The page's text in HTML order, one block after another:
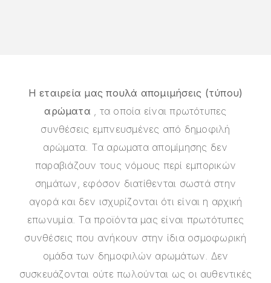
Η εταιρεία μας πουλά απομιμήσεις (τύπου)
αρώματα , τα οποία είναι πρωτότυπες
συνθέσεις εμπνευσμένες από δημοφιλή
αρώματα. Τα αρωματα απομίμησης δεν
παραβιάζουν τους νόμους περί εμπορικών
σημάτων, εφόσον διατίθενται σωστά στην
αγορά και δεν ισχυρίζονται ότι είναι η αρχική
επωνυμία. Τα προϊόντα μας είναι πρωτότυπες
συνθέσεις που ανήκουν στην ίδια οσμοφωρική
ομάδα των δημοφιλών αρωμάτων. Δεν
συσκευάζονται ούτε πωλούνται ως οι αυθεντικές